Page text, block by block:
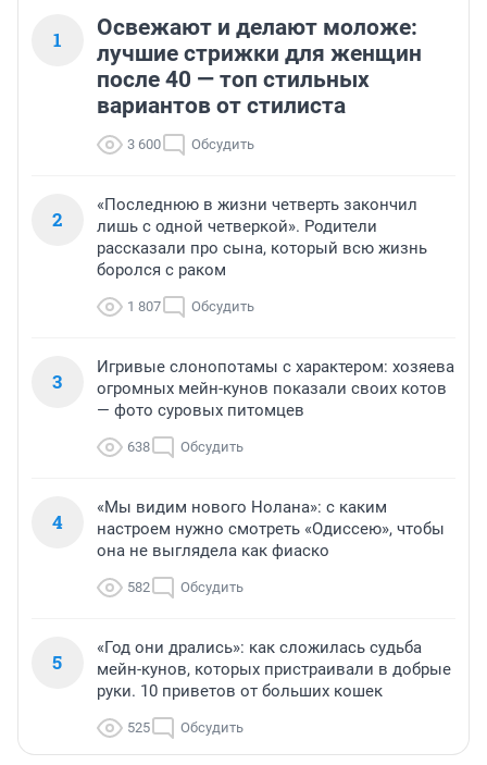
1
Освежают и делают моложе:
лучшие стрижки для женщин
после 40 — топ стильных
вариантов от стилиста
3 600 Обсудить
2
«Последнюю в жизни четверть закончил
лишь с одной четверкой». Родители
рассказали про сына, который всю жизнь
боролся с раком
1 807 Обсудить
3
Игривые слонопотамы с характером: хозяева
огромных мейн-кунов показали своих котов
— фото суровых питомцев
638 Обсудить
4
«Мы видим нового Нолана»: с каким
настроем нужно смотреть «Одиссею», чтобы
она не выглядела как фиаско
582 Обсудить
5
«Год они дрались»: как сложилась судьба
мейн-кунов, которых пристраивали в добрые
руки. 10 приветов от больших кошек
525 Обсудить